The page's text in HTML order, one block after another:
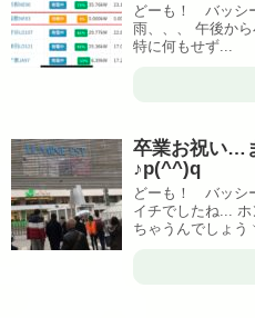
どーも！ バッシ
雨、、、 午後から
特に何もせず...
卒業お祝い…
♪p(^^)q
どーも！ バッシ
イチでしたね...
ちゃうんでしょう